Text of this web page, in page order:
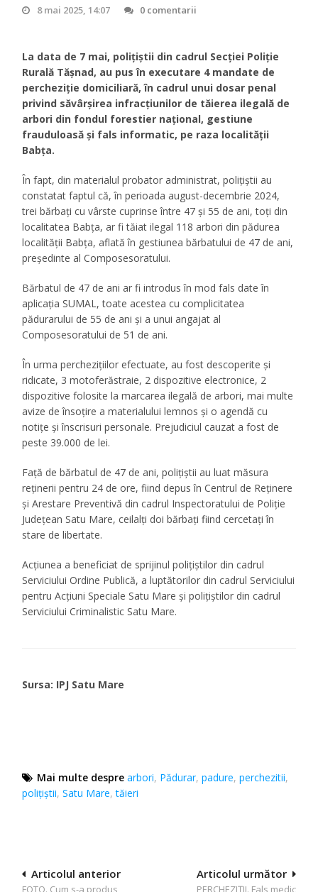
8 mai 2025, 14:07 0 comentarii
La data de 7 mai, polițiștii din cadrul Secției Poliție
Rurală Tășnad, au pus în executare 4 mandate de
percheziție domiciliară, în cadrul unui dosar penal
privind săvârșirea infracțiunilor de tăierea ilegală de
arbori din fondul forestier național, gestiune
frauduloasă și fals informatic, pe raza localității
Babța.
În fapt, din materialul probator administrat, polițiștii au
constatat faptul că, în perioada august-decembrie 2024,
trei bărbați cu vârste cuprinse între 47 și 55 de ani, toți din
localitatea Babța, ar fi tăiat ilegal 118 arbori din pădurea
localității Babța, aflată în gestiunea bărbatului de 47 de ani,
președinte al Composesoratului.
Bărbatul de 47 de ani ar fi introdus în mod fals date în
aplicația SUMAL, toate acestea cu complicitatea
pădurarului de 55 de ani și a unui angajat al
Composesoratului de 51 de ani.
În urma perchezițiilor efectuate, au fost descoperite și
ridicate, 3 motoferăstraie, 2 dispozitive electronice, 2
dispozitive folosite la marcarea ilegală de arbori, mai multe
avize de însoțire a materialului lemnos și o agendă cu
notițe și înscrisuri personale. Prejudiciul cauzat a fost de
peste 39.000 de lei.
Față de bărbatul de 47 de ani, polițiștii au luat măsura
reținerii pentru 24 de ore, fiind depus în Centrul de Reținere
și Arestare Preventivă din cadrul Inspectoratului de Poliție
Județean Satu Mare, ceilalți doi bărbați fiind cercetați în
stare de libertate.
Acțiunea a beneficiat de sprijinul polițiștilor din cadrul
Serviciului Ordine Publică, a luptătorilor din cadrul Serviciului
pentru Acțiuni Speciale Satu Mare și polițiștilor din cadrul
Serviciului Criminalistic Satu Mare.
Sursa: IPJ Satu Mare
Mai multe despre arbori, Pădurar,padure,perchezitii,
poliţiştii,Satu Mare,tăieri
Navigare
Articolul următor
Articolul anterior